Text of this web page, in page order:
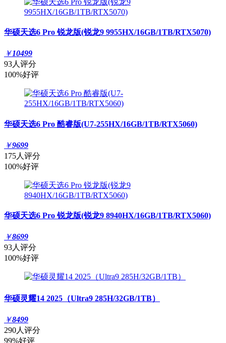
华硕天选6 Pro 锐龙版(锐龙9 9955HX/16GB/1TB/RTX5070)
￥10499
93人评分
100%好评
华硕天选6 Pro 酷睿版(U7-255HX/16GB/1TB/RTX5060)
￥9699
175人评分
100%好评
华硕天选6 Pro 锐龙版(锐龙9 8940HX/16GB/1TB/RTX5060)
￥8699
93人评分
100%好评
华硕灵耀14 2025（Ultra9 285H/32GB/1TB）
￥8499
290人评分
99%好评